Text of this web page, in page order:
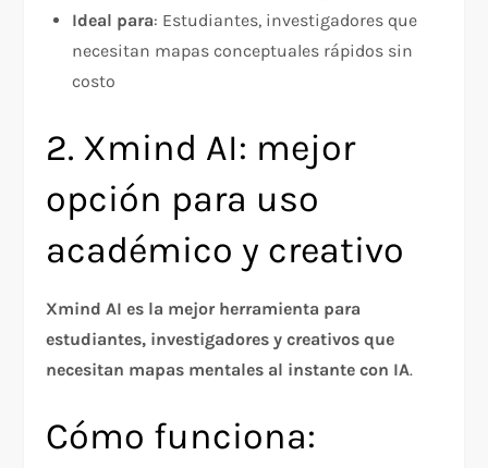
Ideal para: Estudiantes, investigadores que
necesitan mapas conceptuales rápidos sin
costo
2. Xmind AI: mejor
opción para uso
académico y creativo
Xmind AI es la mejor herramienta para
estudiantes, investigadores y creativos que
necesitan mapas mentales al instante con IA.
Cómo funciona: